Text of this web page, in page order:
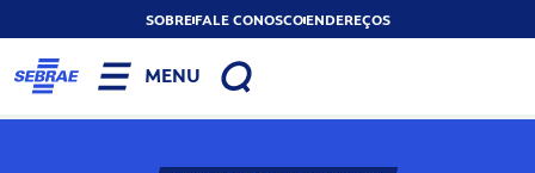
SOBREFALE CONOSCOENDEREÇOS
MENU